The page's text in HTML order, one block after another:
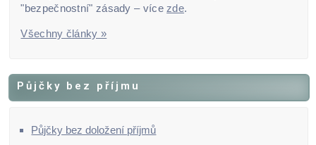
"bezpečnostní" zásady – více zde.
Všechny články »
Půjčky bez příjmu
Půjčky bez doložení příjmů